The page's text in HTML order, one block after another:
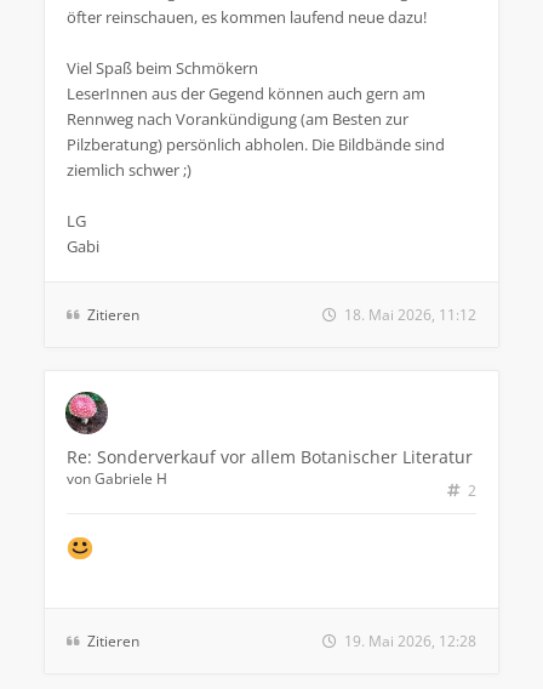
öfter reinschauen, es kommen laufend neue dazu!
Viel Spaß beim Schmökern
LeserInnen aus der Gegend können auch gern am
Rennweg nach Vorankündigung (am Besten zur
Pilzberatung) persönlich abholen. Die Bildbände sind
ziemlich schwer ;)
LG
Gabi
Zitieren 18. Mai 2026, 11:12
Re: Sonderverkauf vor allem Botanischer Literatur
2
vonGabriele H
Zitieren 19. Mai 2026, 12:28